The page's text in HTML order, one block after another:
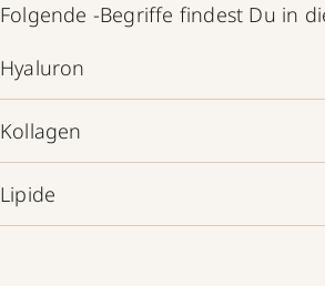
Folgende -Begriffe findest Du in
Hyaluron
Kollagen
Lipide